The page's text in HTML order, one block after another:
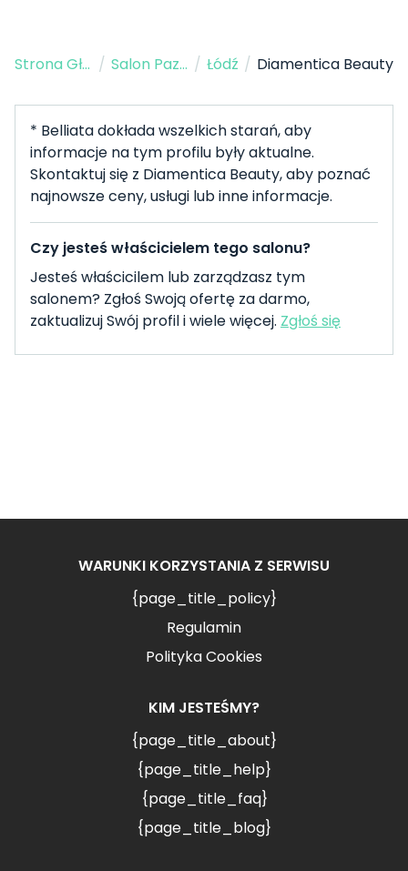
Strona Główna / Salon Paznokci / Łódź / Diamentica Beauty
* Belliata dokłada wszelkich starań, aby
informacje na tym profilu były aktualne.
Skontaktuj się z Diamentica Beauty, aby poznać
najnowsze ceny, usługi lub inne informacje.
Czy jesteś właścicielem tego salonu?
Jesteś właścicilem lub zarządzasz tym
salonem? Zgłoś Swoją ofertę za darmo,
zaktualizuj Swój profil i wiele więcej. Zgłoś się
WARUNKI KORZYSTANIA Z SERWISU
{page_title_policy}
Regulamin
Polityka Cookies
KIM JESTEŚMY?
{page_title_about}
{page_title_help}
{page_title_faq}
{page_title_blog}